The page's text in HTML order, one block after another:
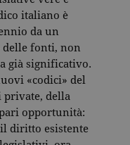
italiano è
da un
delle fonti, non
già significativo.
«codici» del
private, della
opportunità:
diritto esistente